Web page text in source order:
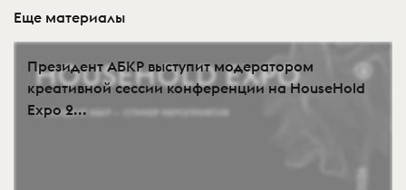
Еще материалы
Президент АБКР выступит модератором
креативной сессии конференции на HouseHold
Expo 2...